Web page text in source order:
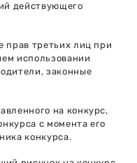
действующего
прав третьих лиц при
использовании
законные
на конкурс,
с момента его
конкурса.